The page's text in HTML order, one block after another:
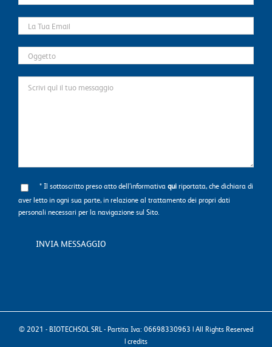
* Il sottoscritto preso atto dell’informativa quiriportata, che dichiara di
aver letto in ogni sua parte, in relazione al trattamento dei propri dati
personali necessari per la navigazione sul Sito.
© 2021 - BIOTECHSOL SRL - Partita Iva: 06698330963 | All Rights Reserved
|credits